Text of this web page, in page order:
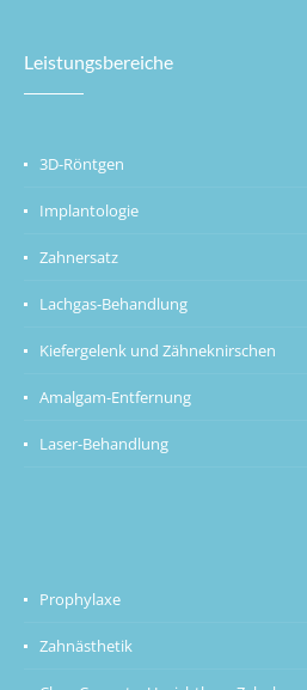
Leistungsbereiche
3D-Röntgen
Implantologie
Zahnersatz
Lachgas-Behandlung
Kiefergelenk und Zähneknirschen
Amalgam-Entfernung
Laser-Behandlung
Prophylaxe
Zahnästhetik